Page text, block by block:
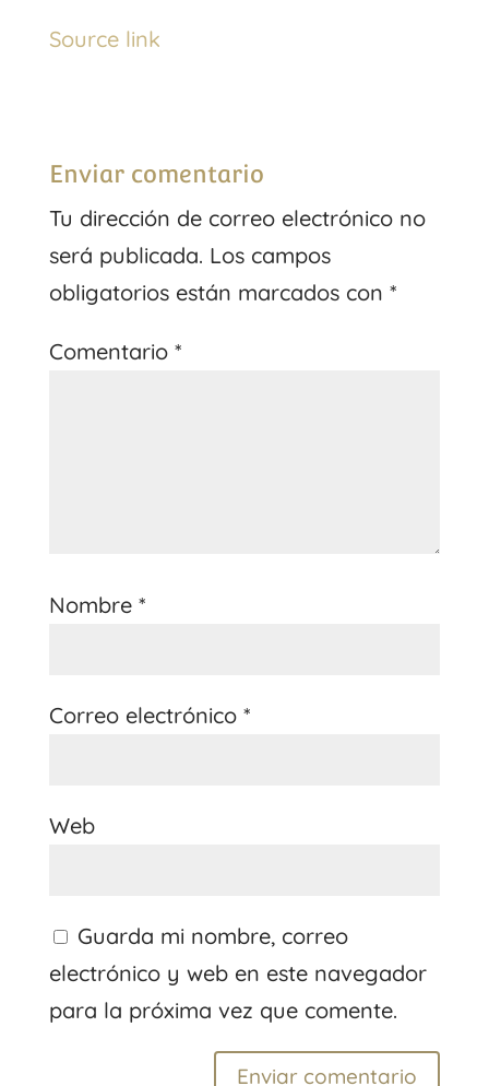
Source link
Enviar comentario
Tu dirección de correo electrónico no
será publicada. Los campos
obligatorios están marcados con *
Comentario *
Nombre *
Correo electrónico *
Web
Guarda mi nombre, correo
electrónico y web en este navegador
para la próxima vez que comente.